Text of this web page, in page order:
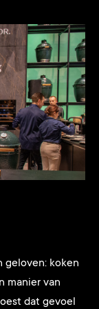
geloven: koken
manier van
dat gevoel